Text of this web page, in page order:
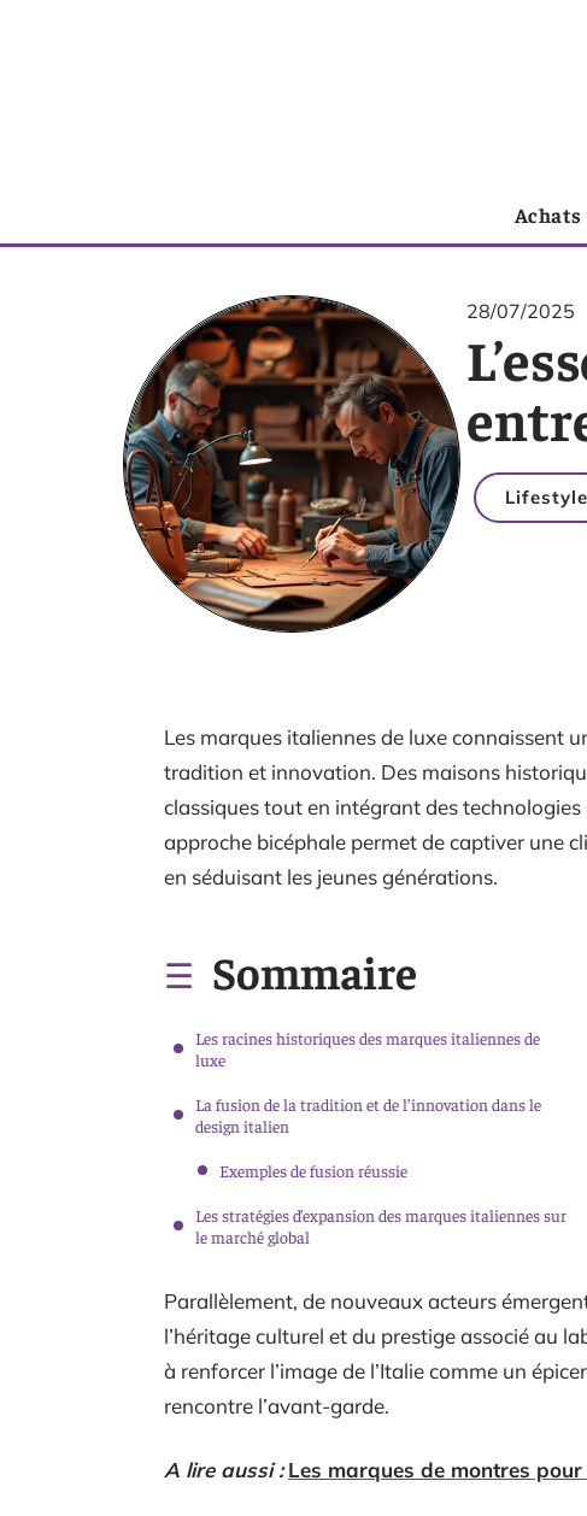
Achats
28/07/2025
Lifestyle
Les marques italiennes de luxe connaissent
tradition et innovation. Des maisons
classiques tout en intégrant des
approche bicéphale permet de captiver une
en séduisant les jeunes générations.
Sommaire
Les racines historiques des marques italiennes de
luxe
La fusion de la tradition et de l’innovation dans le
design italien
Exemples de fusion réussie
Les stratégies d’expansion des marques italiennes sur
le marché global
Parallèlement, de nouveaux acteurs
l’héritage culturel et du prestige associé au
à renforcer l’image de l’Italie comme un
rencontre l’avant-garde.
A lire aussi : Les marques de montres